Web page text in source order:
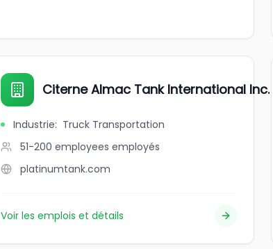
Citerne Almac Tank International Inc.
Industrie: Truck Transportation
51-200 employees employés
platinumtank.com
Voir les emplois et détails